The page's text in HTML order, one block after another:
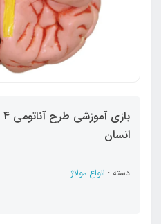
انسان
دسته : انواع مولاژ